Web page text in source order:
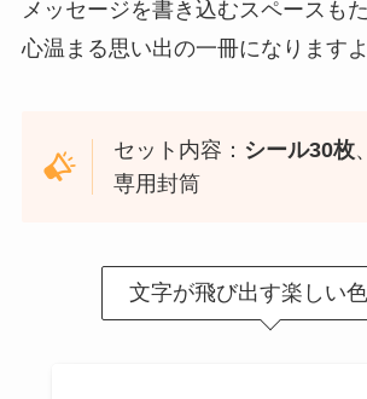
メッセージを書き込むスペースも
心温まる思い出の一冊になりますよ
セット内容： シール30枚
専用封筒
文字が飛び出す楽しい色